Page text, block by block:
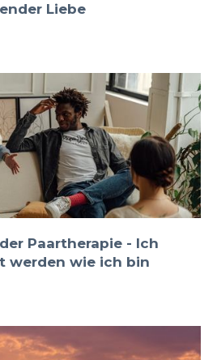
Liebe
Paartherapie - Ich
werden wie ich bin